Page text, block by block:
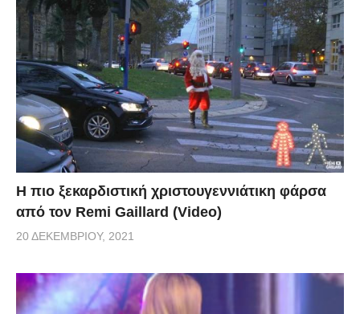
Η πιο ξεκαρδιστική χριστουγεννιάτικη φάρσα
από τον Remi Gaillard (Video)
20 ΔΕΚΕΜΒΡΊΟΥ, 2021